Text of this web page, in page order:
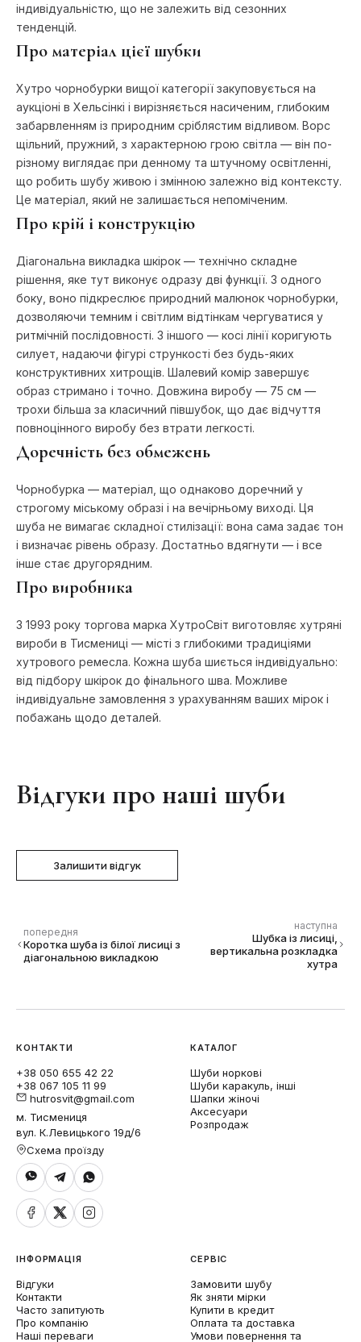
індивідуальністю, що не залежить від сезонних
тенденцій.
Про матеріал цієї шубки
Хутро чорнобурки вищої категорії закуповується на
аукціоні в Хельсінкі і вирізняється насиченим, глибоким
забарвленням із природним сріблястим відливом. Ворс
щільний, пружний, з характерною грою світла — він по-
різному виглядає при денному та штучному освітленні,
що робить шубу живою і змінною залежно від контексту.
Це матеріал, який не залишається непоміченим.
Про крій і конструкцію
Діагональна викладка шкірок — технічно складне
рішення, яке тут виконує одразу дві функції. З одного
боку, воно підкреслює природний малюнок чорнобурки,
дозволяючи темним і світлим відтінкам чергуватися у
ритмічній послідовності. З іншого — косі лінії коригують
силует, надаючи фігурі стрункості без будь-яких
конструктивних хитрощів. Шалевий комір завершує
образ стримано і точно. Довжина виробу — 75 см —
трохи більша за класичний півшубок, що дає відчуття
повноцінного виробу без втрати легкості.
Доречність без обмежень
Чорнобурка — матеріал, що однаково доречний у
строгому міському образі і на вечірньому виході. Ця
шуба не вимагає складної стилізації: вона сама задає тон
і визначає рівень образу. Достатньо вдягнути — і все
інше стає другорядним.
Про виробника
З 1993 року торгова марка ХутроСвіт виготовляє хутряні
вироби в Тисмениці — місті з глибокими традиціями
хутрового ремесла. Кожна шуба шиється індивідуально:
від підбору шкірок до фінального шва. Можливе
індивідуальне замовлення з урахуванням ваших мірок і
побажань щодо деталей.
Відгуки про наші шуби
Залишити відгук
попередня
Коротка шуба із білої лисиці з
діагональною викладкою
наступна
Шубка із лисиці,
вертикальна розкладка
хутра
КОНТАКТИ
+38 050 655 42 22
+38 067 105 11 99
hutrosvit@gmail.com
м. Тисмениця
вул. К.Левицького 19д/6
Схема проїзду
КАТАЛОГ
Шуби норкові
Шуби каракуль, інші
Шапки жіночі
Аксесуари
Розпродаж
ІНФОРМАЦІЯ
Відгуки
Контакти
Часто запитують
Про компанію
Наші переваги
СЕРВІС
Замовити шубу
Як зняти мірки
Купити в кредит
Оплата та доставка
Умови повернення та